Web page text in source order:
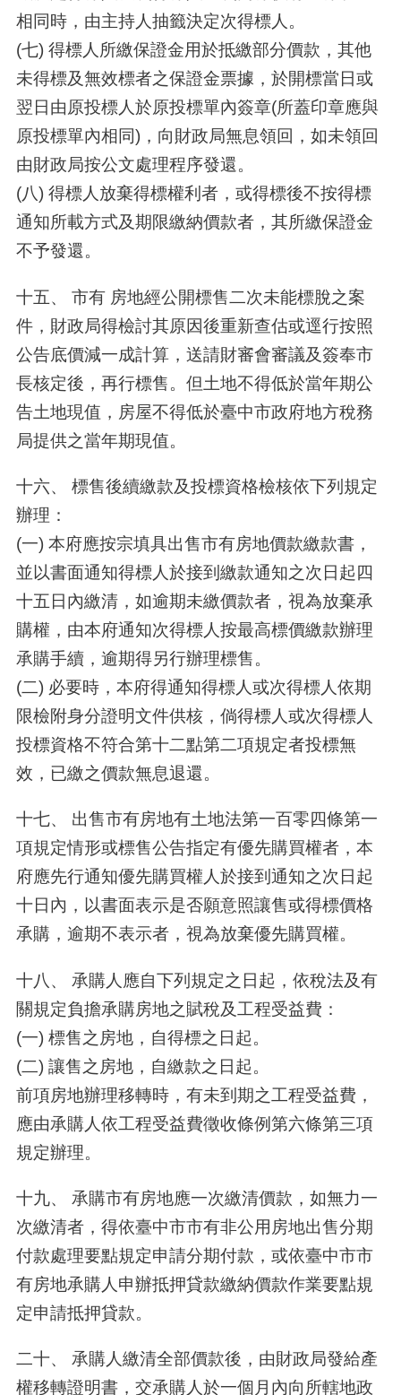
相同時，由主持人抽籤決定次得標人。
(七) 得標人所繳保證金用於抵繳部分價款，其他
未得標及無效標者之保證金票據，於開標當日或
翌日由原投標人於原投標單內簽章(所蓋印章應與
原投標單內相同)，向財政局無息領回，如未領回
由財政局按公文處理程序發還。
(八) 得標人放棄得標權利者，或得標後不按得標
通知所載方式及期限繳納價款者，其所繳保證金
不予發還。
十五、 市有 房地經公開標售二次未能標脫之案
件，財政局得檢討其原因後重新查估或逕行按照
公告底價減一成計算，送請財審會審議及簽奉市
長核定後，再行標售。但土地不得低於當年期公
告土地現值，房屋不得低於臺中市政府地方稅務
局提供之當年期現值。
十六、 標售後續繳款及投標資格檢核依下列規定
辦理：
(一) 本府應按宗填具出售市有房地價款繳款書，
並以書面通知得標人於接到繳款通知之次日起四
十五日內繳清，如逾期未繳價款者，視為放棄承
購權，由本府通知次得標人按最高標價繳款辦理
承購手續，逾期得另行辦理標售。
(二) 必要時，本府得通知得標人或次得標人依期
限檢附身分證明文件供核，倘得標人或次得標人
投標資格不符合第十二點第二項規定者投標無
效，已繳之價款無息退還。
十七、 出售市有房地有土地法第一百零四條第一
項規定情形或標售公告指定有優先購買權者，本
府應先行通知優先購買權人於接到通知之次日起
十日內，以書面表示是否願意照讓售或得標價格
承購，逾期不表示者，視為放棄優先購買權。
十八、 承購人應自下列規定之日起，依稅法及有
關規定負擔承購房地之賦稅及工程受益費：
(一) 標售之房地，自得標之日起。
(二) 讓售之房地，自繳款之日起。
前項房地辦理移轉時，有未到期之工程受益費，
應由承購人依工程受益費徵收條例第六條第三項
規定辦理。
十九、 承購市有房地應一次繳清價款，如無力一
次繳清者，得依臺中市市有非公用房地出售分期
付款處理要點規定申請分期付款，或依臺中市市
有房地承購人申辦抵押貸款繳納價款作業要點規
定申請抵押貸款。
二十、 承購人繳清全部價款後，由財政局發給產
權移轉證明書，交承購人於一個月內向所轄地政